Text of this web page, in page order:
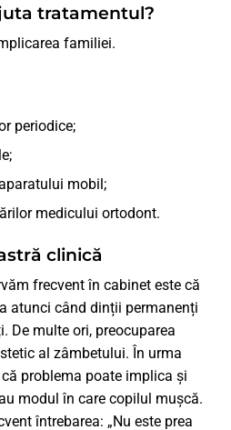
tratamentul?
familiei.
periodice;
mobil;
medicului ortodont.
clinică
frecvent în cabinet este că
atunci când dinții permanenți
De multe ori, preocuparea
al zâmbetului. În urma
problema poate implica și
modul în care copilul mușcă.
întrebarea: „Nu este prea